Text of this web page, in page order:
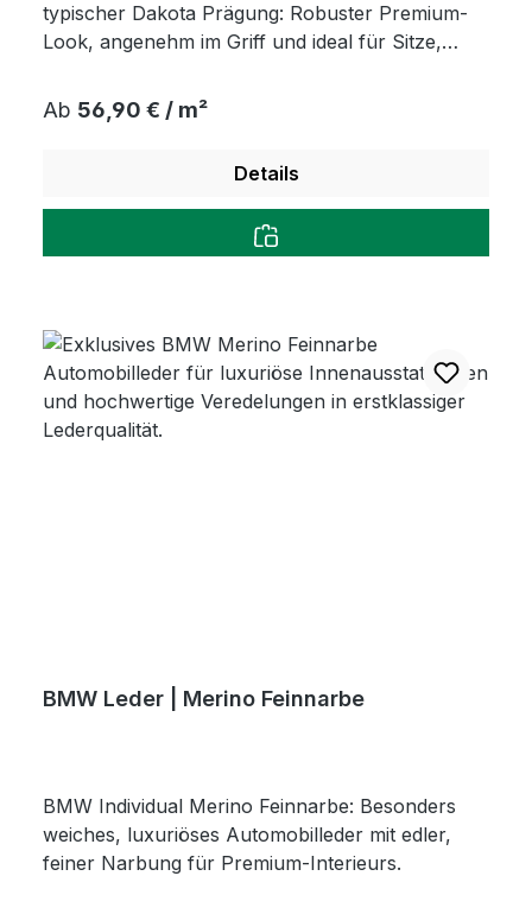
typischer Dakota Prägung: Robuster Premium-
Look, angenehm im Griff und ideal für Sitze,
Regulärer Preis:
Ab 56,90 € / m²
Details
BMW Leder | Merino Feinnarbe
BMW Individual Merino Feinnarbe: Besonders
weiches, luxuriöses Automobilleder mit edler,
feiner Narbung für Premium-Interieurs.